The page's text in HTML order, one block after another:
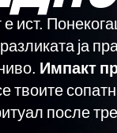
е ист.
ја
Импакт
твоите
после